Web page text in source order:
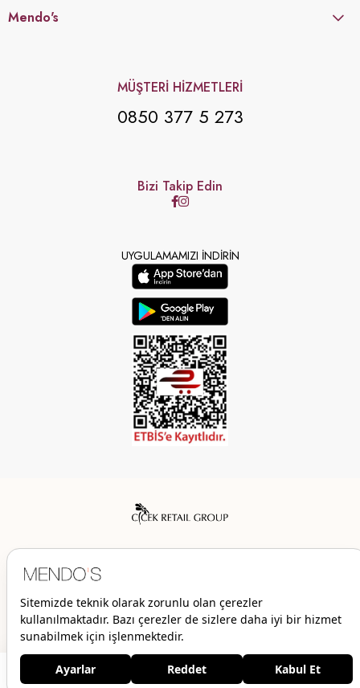
Mendo's
MÜŞTERİ HİZMETLERİ
0850 377 5 273
Bizi Takip Edin
UYGULAMAMIZI İNDİRİN
© 2026 Mendo’s | Her hakkı saklıdır.
1.129,00 TL